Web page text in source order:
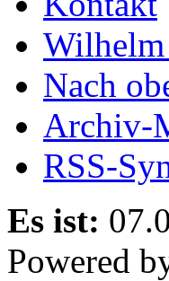
Nach
Archiv-
RSS-
Es ist:
Powered